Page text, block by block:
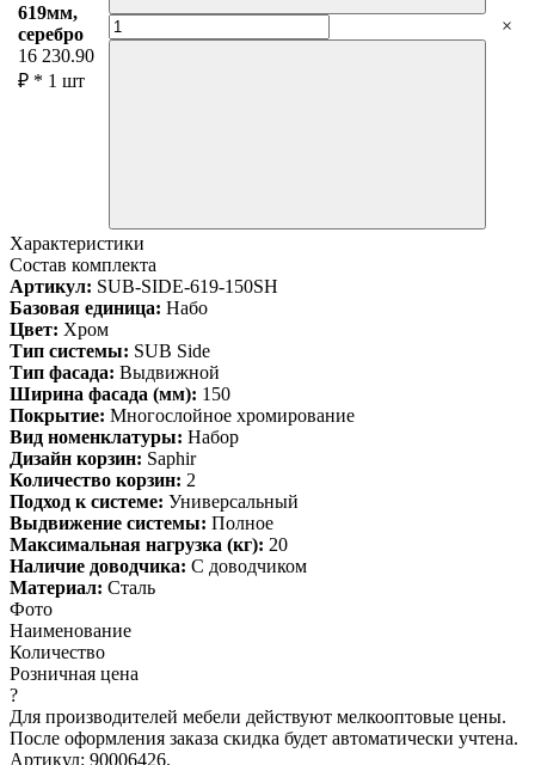
619мм,
серебро
16 230.90
₽ * 1 шт
×
Характеристики
Состав комплекта
Артикул: SUB-SIDE-619-150SH
Базовая единица: Набо
Цвет: Хром
Тип системы: SUB Side
Тип фасада: Выдвижной
Ширина фасада (мм): 150
Покрытие: Многослойное хромирование
Вид номенклатуры: Набор
Дизайн корзин: Saphir
Количество корзин: 2
Подход к системе: Универсальный
Выдвижение системы: Полное
Максимальная нагрузка (кг): 20
Наличие доводчика: С доводчиком
Материал: Сталь
Фото
Наименование
Количество
Розничная цена
?
Для производителей мебели действуют мелкооптовые цены.
После оформления заказа скидка будет автоматически учтена.
Артикул: 90006426.